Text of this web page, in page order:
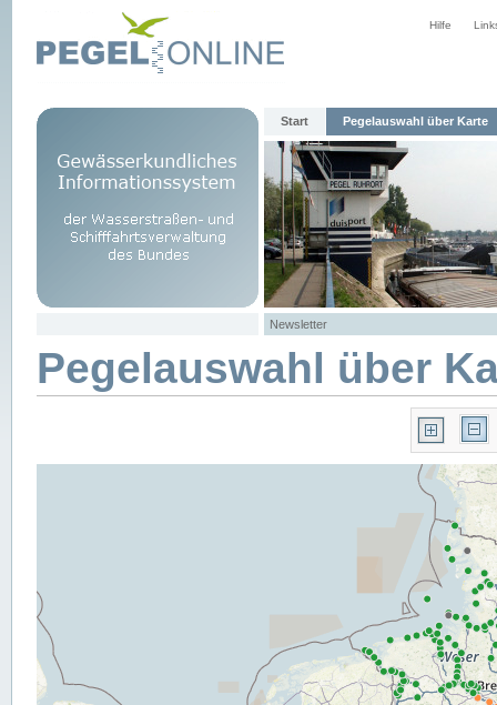
Hilfe
Start Pegelauswahl über Karte
Newsletter
Pegelauswahl über